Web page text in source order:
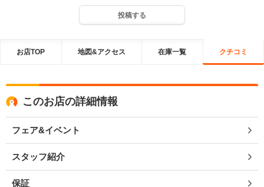
投稿する
お店TOP 地図&アクセス 在庫一覧 クチコミ
このお店の詳細情報
フェア&イベント
スタッフ紹介
保証